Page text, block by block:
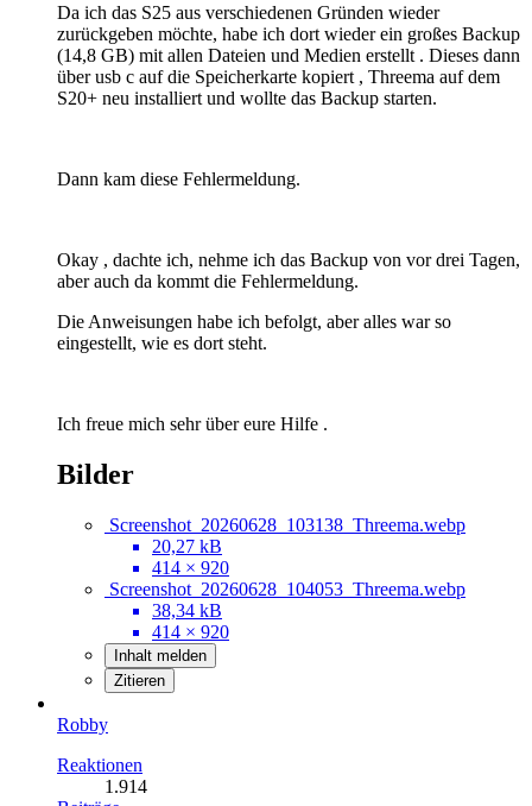
Da ich das S25 aus verschiedenen Gründen wieder
zurückgeben möchte, habe ich dort wieder ein großes Backup
(14,8 GB) mit allen Dateien und Medien erstellt . Dieses dann
über usb c auf die Speicherkarte kopiert , Threema auf dem
S20+ neu installiert und wollte das Backup starten.
Dann kam diese Fehlermeldung.
Okay , dachte ich, nehme ich das Backup von vor drei Tagen,
aber auch da kommt die Fehlermeldung.
Die Anweisungen habe ich befolgt, aber alles war so
eingestellt, wie es dort steht.
Ich freue mich sehr über eure Hilfe .
Bilder
Screenshot_20260628_103138_Threema.webp
20,27 kB
414 × 920
Screenshot_20260628_104053_Threema.webp
38,34 kB
414 × 920
Inhalt melden
Zitieren
Robby
Reaktionen
1.914